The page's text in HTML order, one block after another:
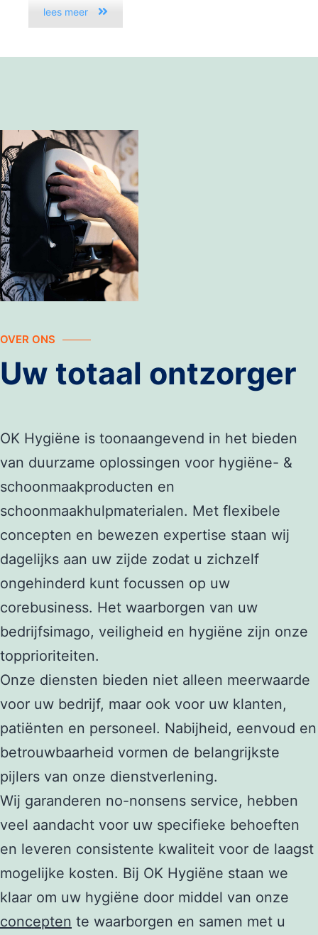
lees meer
OVER ONS
Uw totaal ontzorger
OK Hygiëne is toonaangevend in het bieden
van duurzame oplossingen voor hygiëne- &
schoonmaakproducten en
schoonmaakhulpmaterialen. Met flexibele
concepten en bewezen expertise staan wij
dagelijks aan uw zijde zodat u zichzelf
ongehinderd kunt focussen op uw
corebusiness. Het waarborgen van uw
bedrijfsimago, veiligheid en hygiëne zijn onze
topprioriteiten.
Onze diensten bieden niet alleen meerwaarde
voor uw bedrijf, maar ook voor uw klanten,
patiënten en personeel. Nabijheid, eenvoud en
betrouwbaarheid vormen de belangrijkste
pijlers van onze dienstverlening.
Wij garanderen no-nonsens service, hebben
veel aandacht voor uw specifieke behoeften
en leveren consistente kwaliteit voor de laagst
mogelijke kosten. Bij OK Hygiëne staan we
klaar om uw hygiëne door middel van onze
concepten te waarborgen en samen met u